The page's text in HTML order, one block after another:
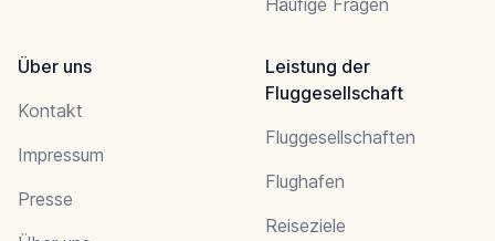
Über uns
Kontakt
Impressum
Presse
Leistung der
Fluggesellschaft
Fluggesellschaften
Flughafen
Reiseziele